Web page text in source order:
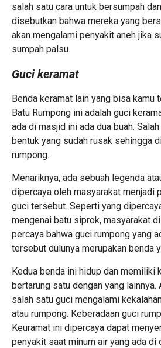
salah satu cara untuk bersumpah
disebutkan bahwa mereka yang
akan mengalami penyakit aneh jika
sumpah palsu.
Guci keramat
Benda keramat lain yang bisa kamu
Batu Rumpong ini adalah guci
ada di masjid ini ada dua buah.
bentuk yang sudah rusak sehingga
rumpong.
Menariknya, ada sebuah legenda
dipercaya oleh masyarakat menjadi
guci tersebut. Seperti yang
mengenai batu siprok, masyarakat
percaya bahwa guci rumpong yang
tersebut dulunya merupakan benda
Kedua benda ini hidup dan memiliki
bertarung satu dengan yang lainnya.
salah satu guci mengalami
atau rumpong. Keberadaan guci
Keuramat ini dipercaya dapat
penyakit saat minum air yang ada di